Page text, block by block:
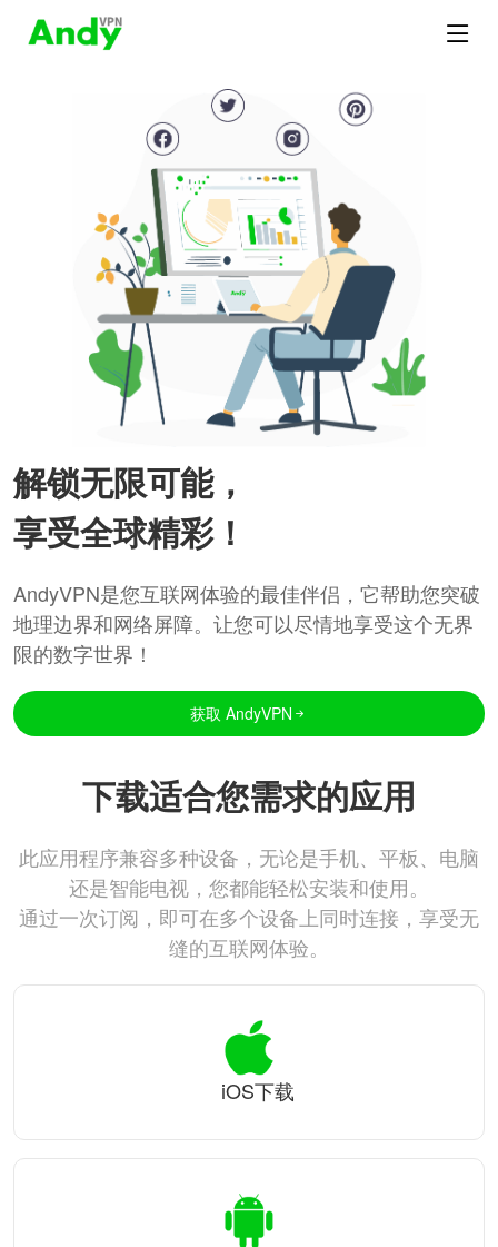
解锁无限可能，
享受全球精彩！
AndyVPN是您互联网体验的最佳伴侣，它帮助您突破
地理边界和网络屏障。让您可以尽情地享受这个无界
限的数字世界！
获取 AndyVPN
下载适合您需求的应用
此应用程序兼容多种设备，无论是手机、平板、电脑
还是智能电视，您都能轻松安装和使用。
通过一次订阅，即可在多个设备上同时连接，享受无
缝的互联网体验。
iOS下载